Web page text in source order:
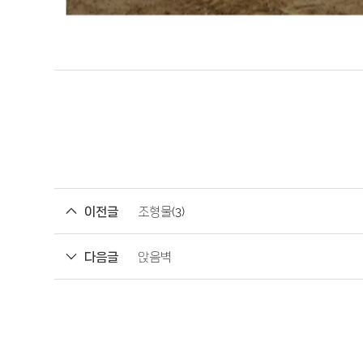
이전글 조형물(3)
다음글 앉음벽